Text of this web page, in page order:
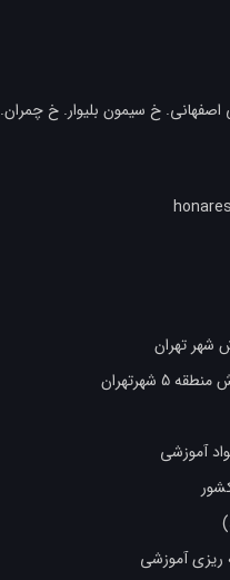
اصفهاني. خ سيمون بليوار. خ
شهر تهران
شهرتهران
آموزشی
ریزی آموزشی